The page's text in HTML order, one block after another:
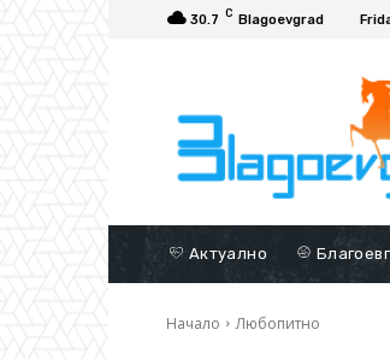
30.7 C Blagoevgrad
Актуално
Начало Любопитно